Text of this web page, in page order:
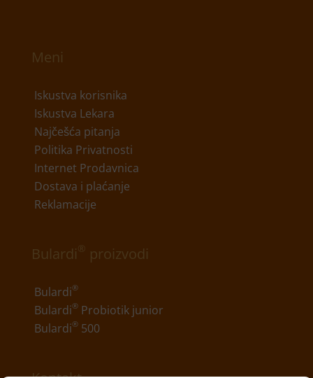
Meni
Iskustva korisnika
Iskustva Lekara
Najčešća pitanja
Politika Privatnosti
Internet Prodavnica
Dostava i plaćanje
Reklamacije
Bulardi ® proizvodi
Bulardi®
Bulardi®Probiotik junior
Bulardi®500